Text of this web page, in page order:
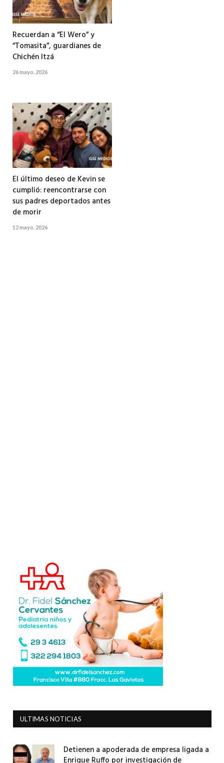
Recuerdan a “El Wero” y
“Tomasita”, guardianes de
Chichén Itzá
26 mayo, 2026
El último deseo de Kevin se
cumplió: reencontrarse con
sus padres deportados antes
de morir
12 mayo, 2026
ULTIMAS NOTICIAS
Detienen a apoderada de empresa ligada a
Enrique Ruffo por investigación de